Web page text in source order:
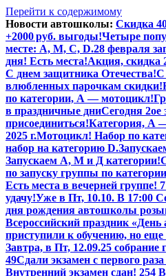
Перейти к содержимому
Новости автошколы: Скидка
+2000 руб. выгоды!Четыре
месте: А, М, С, D.28 февраля
дня! Есть места!Акция, скидка
С днем защитника Отечества!С
влюбленных парочкам скидки!
по категории, А — мотоцикл!
в праздничные дниСегодня
присоединиться!Категория, А
2025 г.Мотоцикл! Набор по
набор на категорию D.
Запускаем А, М и Д категории!
по запуску группы по
Есть места в вечерней группе!
удачу!Уже в Пт, 10.10. В 17:00
дня рождения автошколы
Всероссийский праздник
приступили к обучению, но
Завтра, в Пт, 12.09.25 собрание
49Сдали экзамен с первого
Внутренний экзамен сдан! 254 В